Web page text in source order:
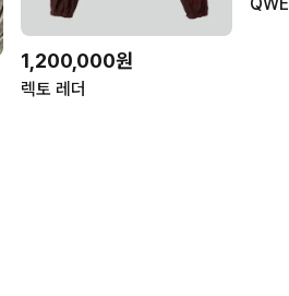
1,200,000원
렉토 레더